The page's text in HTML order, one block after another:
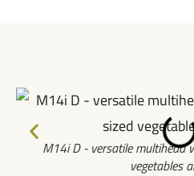
M14i D - versatile multihead
vegetables